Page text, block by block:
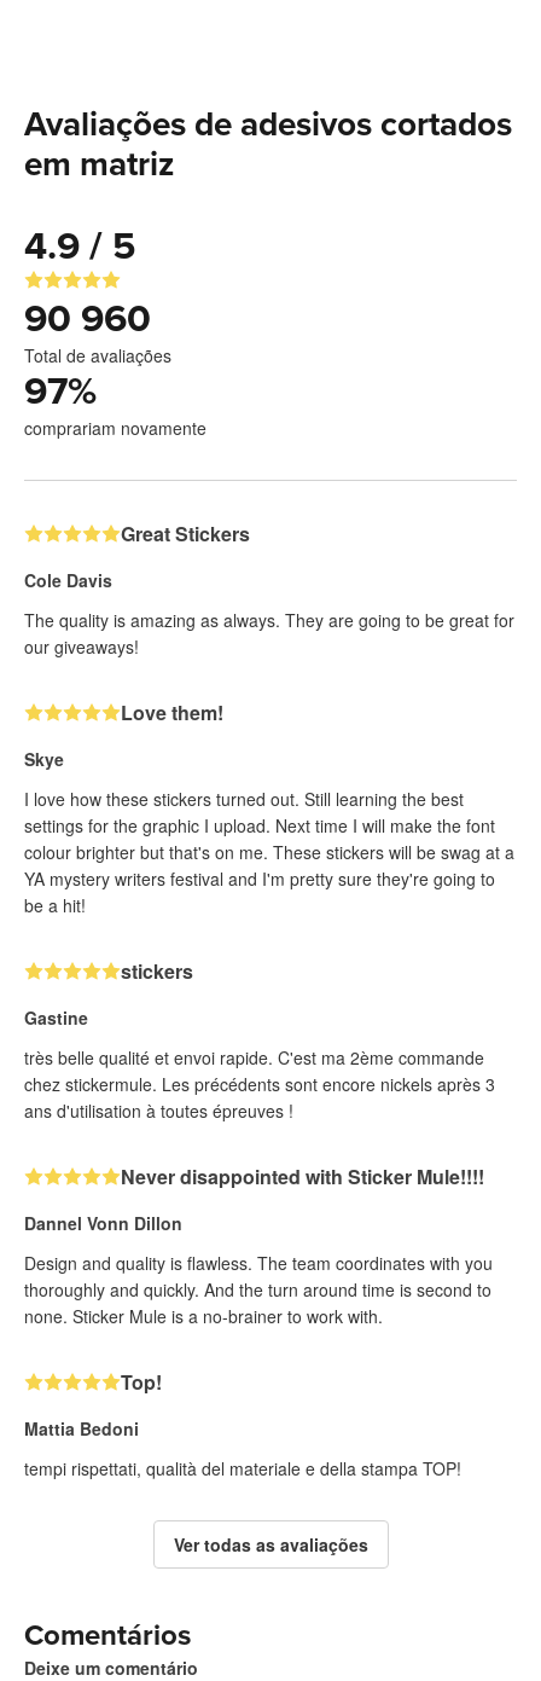
Avaliações de adesivos cortados
em matriz
4.9 / 5
90 960
Total de avaliações
97%
comprariam novamente
Great Stickers
Cole Davis
The quality is amazing as always. They are going to be great for
our giveaways!
Love them!
Skye
I love how these stickers turned out. Still learning the best
settings for the graphic I upload. Next time I will make the font
colour brighter but that's on me. These stickers will be swag at a
YA mystery writers festival and I'm pretty sure they're going to
be a hit!
stickers
Gastine
très belle qualité et envoi rapide. C'est ma 2ème commande
chez stickermule. Les précédents sont encore nickels après 3
ans d'utilisation à toutes épreuves !
Never disappointed with Sticker Mule!!!!
Dannel Vonn Dillon
Design and quality is flawless. The team coordinates with you
thoroughly and quickly. And the turn around time is second to
none. Sticker Mule is a no-brainer to work with.
Top!
Mattia Bedoni
tempi rispettati, qualità del materiale e della stampa TOP!
Ver todas as avaliações
Comentários
Deixe um comentário